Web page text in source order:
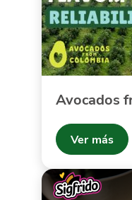
Avocados
Ver más